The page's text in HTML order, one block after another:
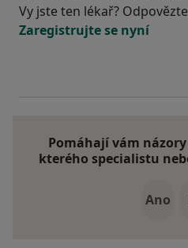
Vy jste ten lékař?
Zaregistrujte se nyní
Pomáhají vám
kterého specialistu
Ano